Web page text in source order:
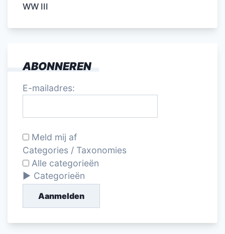
WW III
ABONNEREN
E-mailadres:
Meld mij af
Categories / Taxonomies
Alle categorieën
Categorieën
Aanmelden